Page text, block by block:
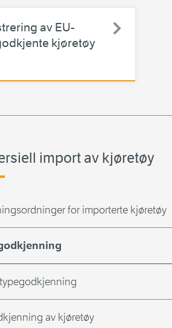
av EU-
kjøretøy
import av kjøretøy
for importerte kjøretøy
av kjøretøy